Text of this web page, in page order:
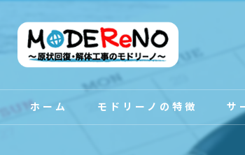
ホーム モドリーノの特徴 サ